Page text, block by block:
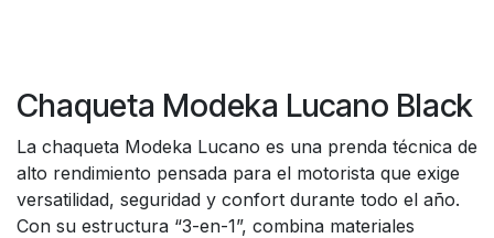
Chaqueta Modeka Lucano Black
La chaqueta Modeka Lucano es una prenda técnica de
alto rendimiento pensada para el motorista que exige
versatilidad, seguridad y confort durante todo el año.
Con su estructura “3-en-1”, combina materiales